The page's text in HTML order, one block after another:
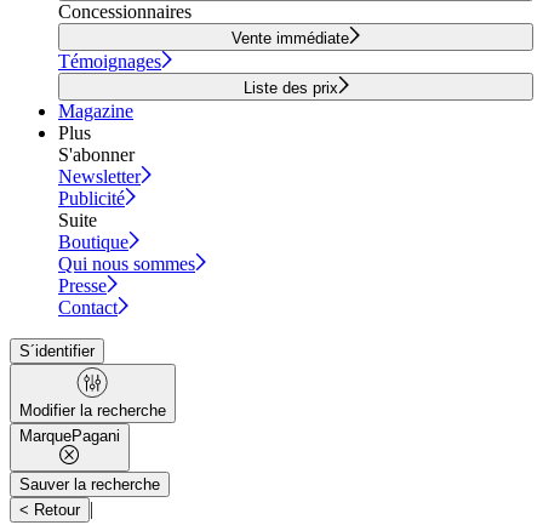
Concessionnaires
Vente immédiate
Témoignages
Liste des prix
Magazine
Plus
S'abonner
Newsletter
Publicité
Suite
Boutique
Qui nous sommes
Presse
Contact
S´identifier
Modifier la recherche
MarquePagani
Sauver la recherche
< Retour |